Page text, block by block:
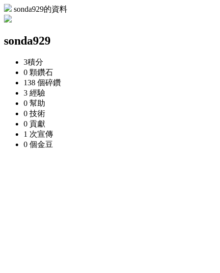
sonda929的資料
sonda929
3積分
0 顆鑽石
138 個碎鑽
3 經驗
0 幫助
0 技術
0 貢獻
1 次宣傳
0 個金豆